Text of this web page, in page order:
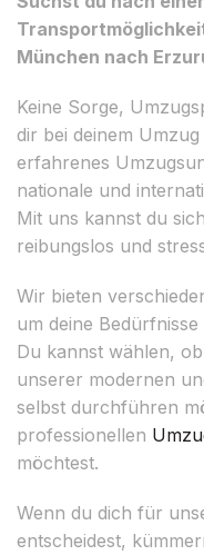
München nach
Keine Sorge,
dir bei deinem
erfahrenes
nationale und
Mit uns kannst du
reibungslos und
Wir bieten
um deine
Du kannst wählen,
unserer modernen
selbst durchführen
professionellen
möchtest.
Wenn du dich für
entscheidest,